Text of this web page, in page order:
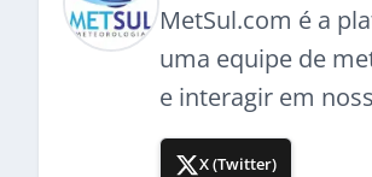
MetSul.com é a
uma equipe de
e interagir em
X (Twitter)